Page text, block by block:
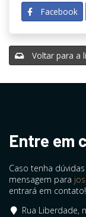
Facebook
Voltar para a
Entre em
Caso tenha
mensagem para
entrará em contato!
Rua Liberdade,